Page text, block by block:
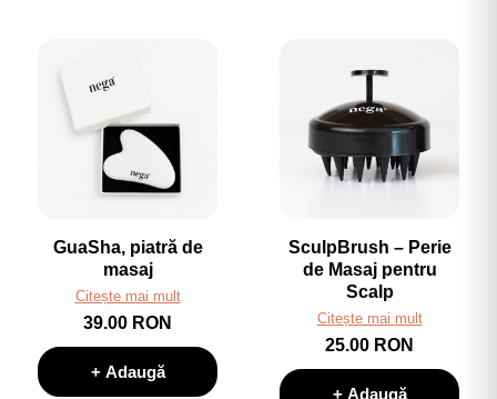
GuaSha, piatră de
masaj
Citește mai mult
39.00 RON
+ Adaugă
SculpBrush – Perie
de Masaj pentru
Scalp
Citește mai mult
25.00 RON
+ Adaugă